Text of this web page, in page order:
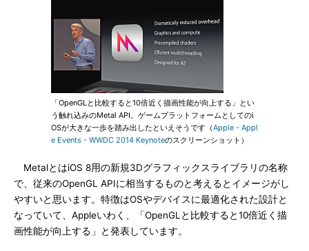
「OpenGLと比較すると10倍近く描画性能が向上する」とい
う触れ込みのMetal API。ゲームプラットフォームとしてのi
OSが大きな一歩を踏み出したといえそうです（Apple - Appl
e Events - WWDC 2014 Keynoteのスクリーンショット）
MetalとはiOS 8用の新規3Dグラフィックスライブラリの名称
で、従来のOpenGL APIに相当するものと考えるとイメージがし
やすいと思います。特徴はOSやデバイスに最適化された設計と
なっていて、Appleいわく、「OpenGLと比較すると10倍近く描
画性能が向上する」と発表しています。